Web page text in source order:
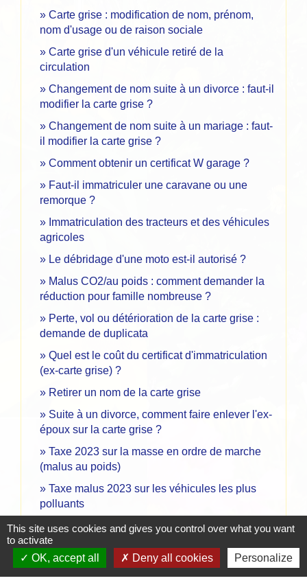
Carte grise : modification de nom, prénom,
nom d'usage ou de raison sociale
Carte grise d'un véhicule retiré de la
circulation
Changement de nom suite à un divorce : faut-il
modifier la carte grise ?
Changement de nom suite à un mariage : faut-
il modifier la carte grise ?
Comment obtenir un certificat W garage ?
Faut-il immatriculer une caravane ou une
remorque ?
Immatriculation des tracteurs et des véhicules
agricoles
Le débridage d'une moto est-il autorisé ?
Malus CO2/au poids : comment demander la
réduction pour famille nombreuse ?
Perte, vol ou détérioration de la carte grise :
demande de duplicata
Quel est le coût du certificat d'immatriculation
(ex-carte grise) ?
Retirer un nom de la carte grise
Suite à un divorce, comment faire enlever l'ex-
époux sur la carte grise ?
Taxe 2023 sur la masse en ordre de marche
(malus au poids)
Taxe malus 2023 sur les véhicules les plus
polluants
Un étranger qui s'installe en France doit-il y
faire immatriculer son véhicule ?
Véhicule en leasing : que faire quand le
contrat de crédit-bail se termine ?
This site uses cookies and gives you control over what you want
to activate
OK, accept all
Deny all cookies Personalize